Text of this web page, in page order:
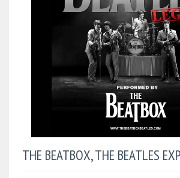
THE BEATBOX, THE BEATLES